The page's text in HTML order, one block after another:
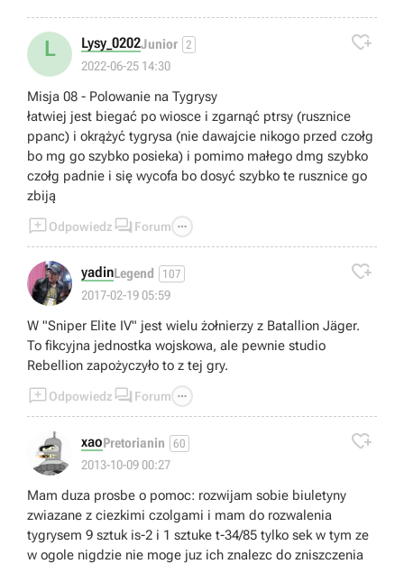
L Lysy_0202Junior 2
2022-06-25 14:30

Misja 08 - Polowanie na Tygrysy
łatwiej jest biegać po wiosce i zgarnąć ptrsy (rusznice
ppanc) i okrążyć tygrysa (nie dawajcie nikogo przed czołg
bo mg go szybko posieka) i pomimo małego dmg szybko
czołg padnie i się wycofa bo dosyć szybko te rusznice go
zbiją
Odpowiedz  Forum 
yadinLegend 107
2017-02-19 05:59

W "Sniper Elite IV" jest wielu żołnierzy z Batallion Jäger.
To fikcyjna jednostka wojskowa, ale pewnie studio
Rebellion zapożyczyło to z tej gry.
Odpowiedz  Forum 
xaoPretorianin 60
2013-10-09 00:27

Mam duza prosbe o pomoc: rozwijam sobie biuletyny
zwiazane z ciezkimi czolgami i mam do rozwalenia
tygrysem 9 sztuk is-2 i 1 sztuke t-34/85 tylko sek w tym ze
w ogole nigdzie nie moge juz ich znalezc do zniszczenia